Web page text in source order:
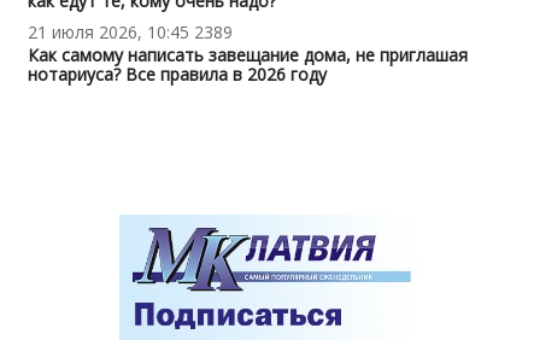
21 июля 2026, 10:45 2389
Как самому написать завещание дома, не приглашая
нотариуса? Все правила в 2026 году